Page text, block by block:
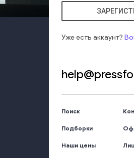
Уже есть аккаунт?
Поиск
Подборки
Наши цены